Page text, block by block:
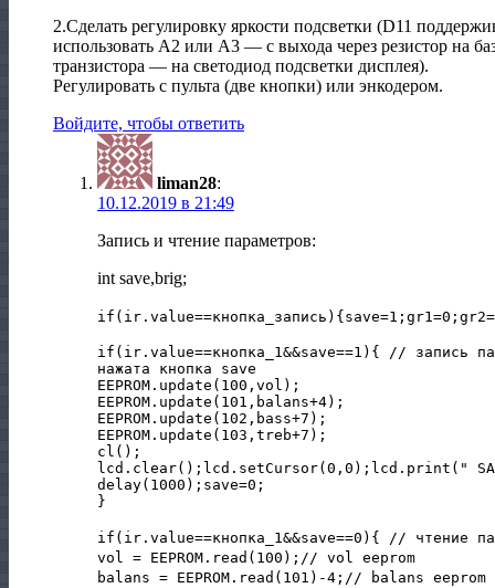
2.Сделать регулировку яркости подсветки (D11
использовать A2 или A3 — с выхода через резистор на
транзистора — на светодиод подсветки дисплея).
Регулировать с пульта (две кнопки) или энкодером.
Войдите, чтобы ответить
liman28:
10.12.2019 в 21:49
Запись и чтение параметров:
int save,brig;
if(ir.value==кнопка_1&&save==1){ // запись
нажата кнопка save
EEPROM.update(100,vol);
EEPROM.update(101,balans+4);
EEPROM.update(102,bass+7);
EEPROM.update(103,treb+7);
cl();
lcd.clear();lcd.setCursor(0,0);lcd.print("
delay(1000);save=0;
}
if(ir.value==кнопка_1&&save==0){ // чтение
vol = EEPROM.read(100);// vol eeprom
balans = EEPROM.read(101)-4;// balans eeprom